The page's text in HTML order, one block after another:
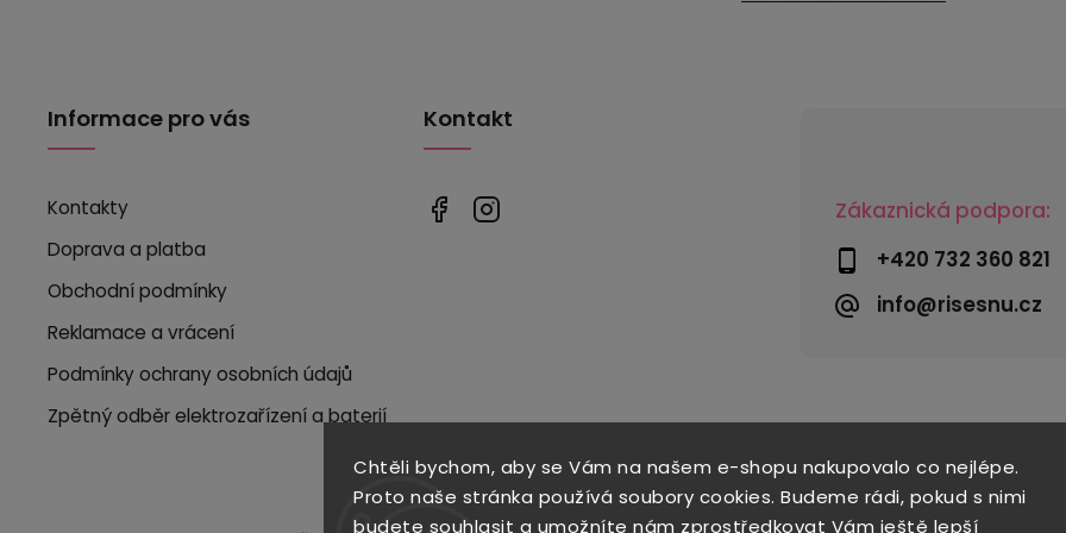
Chtěli bychom, aby se Vám na našem e-shopu nakupovalo co nejlépe.
Proto naše stránka používá soubory cookies. Budeme rádi, pokud s nimi
budete souhlasit a umožníte nám zprostředkovat Vám ještě lepší
Zákaznická podpora:
+420 732 360 821
info@risesnu.cz
Informace pro vás
Kontakty
Doprava a platba
Obchodní podmínky
Reklamace a vrácení
Podmínky ochrany osobních údajů
Zpětný odběr elektrozařízení a baterií
Kontakt